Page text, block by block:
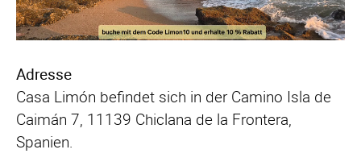
Adresse
Casa Limón befindet sich in der Camino Isla de
Caimán 7, 11139 Chiclana de la Frontera,
Spanien.